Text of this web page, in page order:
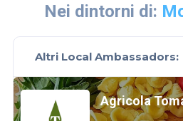
Nei dintorni di:
Altri Local Ambassadors:
Agricola